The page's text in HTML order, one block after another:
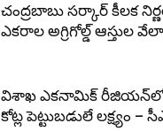
చంద్రబాబు సర్కార్ కీలక
ఎకరాల అగ్రిగోల్డ్ ఆస్తుల
విశాఖ ఎకనామిక్ రీజియన్‌లో
కోట్ల పెట్టుబడులే లక్ష్యం –